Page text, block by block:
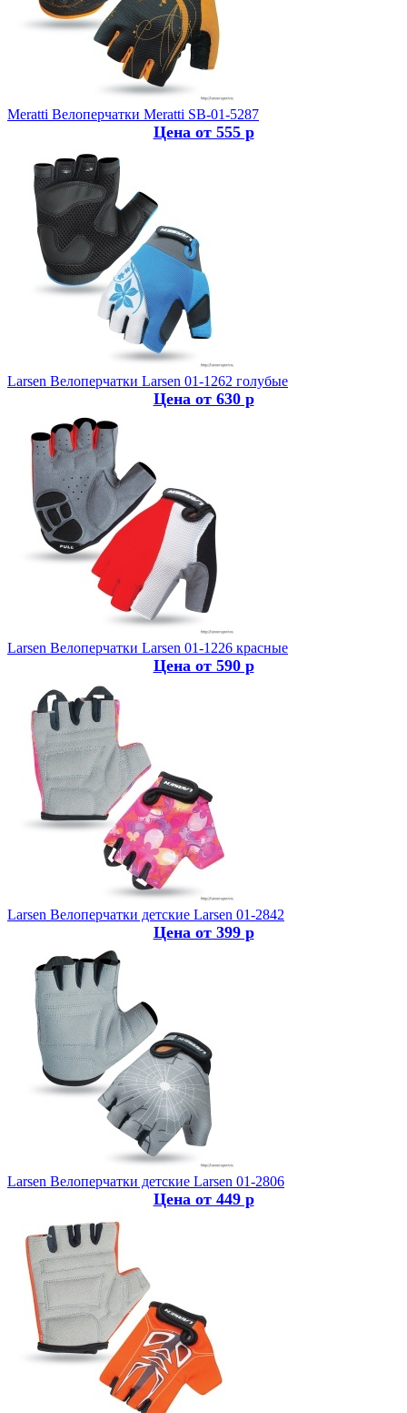
Meratti Велоперчатки Meratti SB-01-5287
Цена от 555 р
Larsen Велоперчатки Larsen 01-1262 голубые
Цена от 630 р
Larsen Велоперчатки Larsen 01-1226 красные
Цена от 590 р
Larsen Велоперчатки детские Larsen 01-2842
Цена от 399 р
Larsen Велоперчатки детские Larsen 01-2806
Цена от 449 р